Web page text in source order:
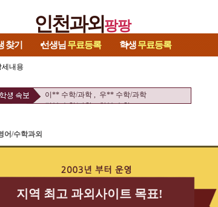
인천과외팡팡
찾기 선생님 무료등록 학생무료등록
세내용
이** 수학/과학 , 우** 수학/과학
김** 수학/과학 , 차** 수학
방** 영어 , 김** 중국어회화/중국어
이** 수학 , 김** 영어/수학
이** 수학/과학 , 우** 수학/과학
김** 수학/과학 , 차** 수학
조** 수학/영어 , 류** 영어/토익
어/수학과외
지역 최고 과외사이트 목표!